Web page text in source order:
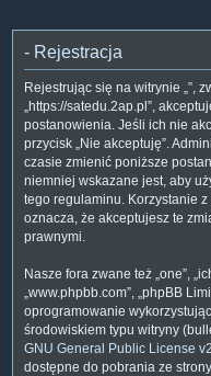
- Rejestracja
Rejestrując się na witrynie „”,
„https://satedu.2ap.pl”,
postanowienia. Jeśli ich nie
przycisk „Nie akceptuję”.
czasie zmienić poniższe
niemniej wskazane jest, aby
tego regulaminu. Korzystanie
oznacza, że akceptujesz te
prawnymi.
Nasze fora zwane też „one”,
„www.phpbb.com”, „phpBB
oprogramowanie
środowiskiem typu witryny
GNU General Public License v2
dostępne do pobrania ze strony